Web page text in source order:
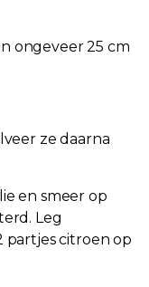
ongeveer 25 cm
ze daarna
en smeer op
Leg
partjes citroen op